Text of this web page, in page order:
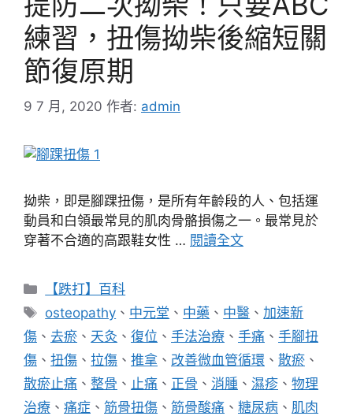
練習，扭傷拗柴後縮短關
節復原期
9 7 月, 2020 作者: admin
拗柴，即是腳踝扭傷，是所有年齡段的人、包括運
動員和白領最常見的肌肉骨骼損傷之一。最常見於
穿著不合適的高跟鞋女性 … 閱讀全文
分
【跌打】百科
標
籤
osteopathy 、 中元堂 、 中藥 、 中醫 、加速新
傷 、 去瘀 、 天灸 、 復位 、 手法治療 、 手痛 、 手腳扭
傷 、 扭傷 、 拉傷 、 推拿 、 改善微血管循環 、 散瘀 、
散瘀止痛 、 整骨 、 止痛 、 正骨 、 消腫 、 濕疹 、 物理
治療 、 痛症 、 筋骨扭傷 、 筋骨酸痛 、 糖尿病 、 肌肉